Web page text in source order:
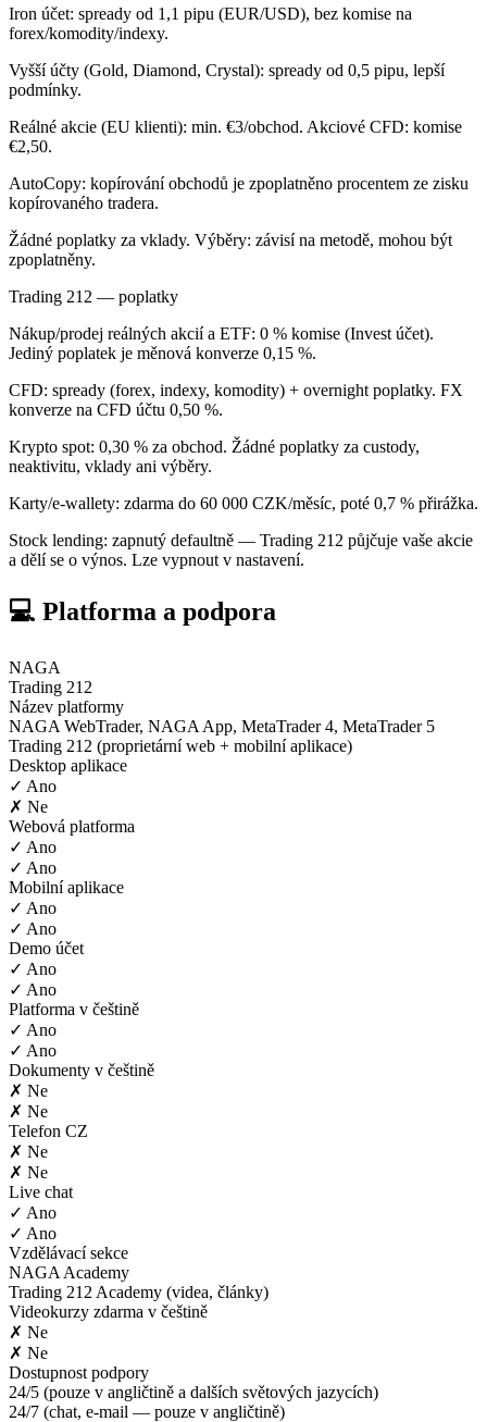
Iron účet: spready od 1,1 pipu (EUR/USD), bez komise na
forex/komodity/indexy.
Vyšší účty (Gold, Diamond, Crystal): spready od 0,5 pipu, lepší
podmínky.
Reálné akcie (EU klienti): min. €3/obchod. Akciové CFD: komise
€2,50.
AutoCopy: kopírování obchodů je zpoplatněno procentem ze zisku
kopírovaného tradera.
Žádné poplatky za vklady. Výběry: závisí na metodě, mohou být
zpoplatněny.
Trading 212 — poplatky
Nákup/prodej reálných akcií a ETF: 0 % komise (Invest účet).
Jediný poplatek je měnová konverze 0,15 %.
CFD: spready (forex, indexy, komodity) + overnight poplatky. FX
konverze na CFD účtu 0,50 %.
Krypto spot: 0,30 % za obchod. Žádné poplatky za custody,
neaktivitu, vklady ani výběry.
Karty/e-wallety: zdarma do 60 000 CZK/měsíc, poté 0,7 % přirážka.
Stock lending: zapnutý defaultně — Trading 212 půjčuje vaše akcie
a dělí se o výnos. Lze vypnout v nastavení.
💻 Platforma a podpora
NAGA
Trading 212
Název platformy
NAGA WebTrader, NAGA App, MetaTrader 4, MetaTrader 5
Trading 212 (proprietární web + mobilní aplikace)
Desktop aplikace
✓ Ano
✗ Ne
Webová platforma
✓ Ano
✓ Ano
Mobilní aplikace
✓ Ano
✓ Ano
Demo účet
✓ Ano
✓ Ano
Platforma v češtině
✓ Ano
✓ Ano
Dokumenty v češtině
✗ Ne
✗ Ne
Telefon CZ
✗ Ne
✗ Ne
Live chat
✓ Ano
✓ Ano
Vzdělávací sekce
NAGA Academy
Trading 212 Academy (videa, články)
Videokurzy zdarma v češtině
✗ Ne
✗ Ne
Dostupnost podpory
24/5 (pouze v angličtině a dalších světových jazycích)
24/7 (chat, e-mail — pouze v angličtině)